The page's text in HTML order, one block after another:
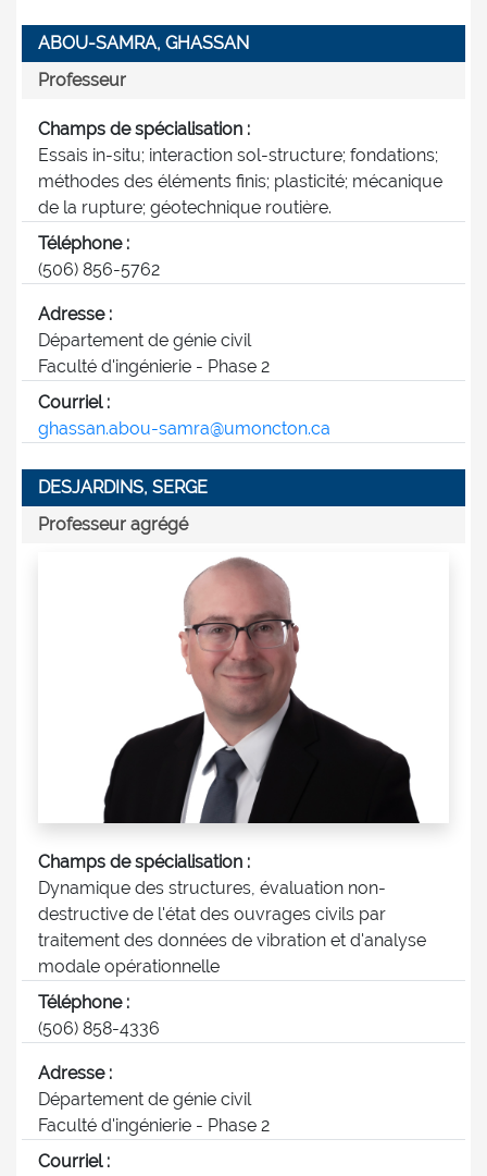
ABOU-SAMRA, GHASSAN
Professeur
Champs de spécialisation :
Essais in-situ; interaction sol-structure; fondations;
méthodes des éléments finis; plasticité; mécanique
de la rupture; géotechnique routière.
Téléphone :
(506) 856-5762
Adresse :
Département de génie civil
Faculté d'ingénierie - Phase 2
Courriel :
ghassan.abou-samra@umoncton.ca
DESJARDINS, SERGE
Professeur agrégé
Champs de spécialisation :
Dynamique des structures, évaluation non-
destructive de l'état des ouvrages civils par
traitement des données de vibration et d'analyse
modale opérationnelle
Téléphone :
(506) 858-4336
Adresse :
Département de génie civil
Faculté d'ingénierie - Phase 2
Courriel :